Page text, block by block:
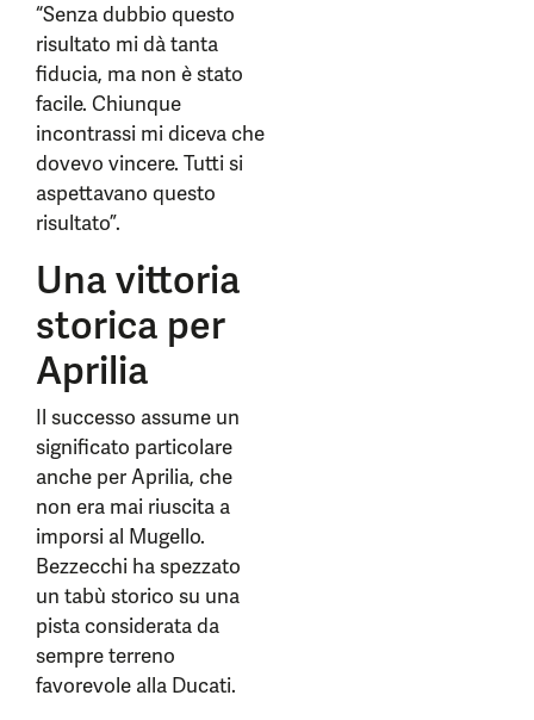
“Senza dubbio questo
risultato mi dà tanta
fiducia, ma non è stato
facile. Chiunque
incontrassi mi diceva che
dovevo vincere. Tutti si
aspettavano questo
risultato”.
Una vittoria
storica per
Aprilia
Il successo assume un
significato particolare
anche per Aprilia, che
non era mai riuscita a
imporsi al Mugello.
Bezzecchi ha spezzato
un tabù storico su una
pista considerata da
sempre terreno
favorevole alla Ducati.